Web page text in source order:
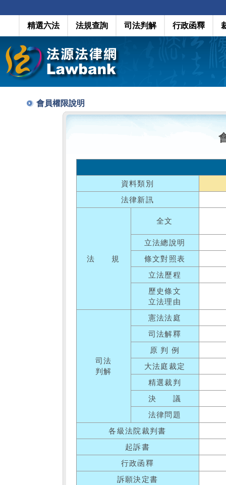
精選六法 法規查詢 司法判解 行政函釋
會員權限說明
資料類別
法律新訊
法 規
全文
立法總說明
條文對照表
立法歷程
歷史條文
立法理由
司法
判解
憲法法庭
司法解釋
原 判 例
大法庭裁定
精選裁判
決 議
法律問題
各級法院裁判書
起訴書
行政函釋
訴願決定書